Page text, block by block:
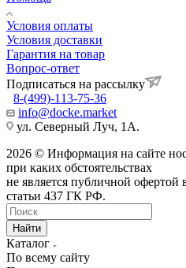
Условия оплаты
Условия доставки
Гарантия на товар
Вопрос-ответ
Подписаться на рассылку
8-(499)-113-75-36
info@docke.market
ул. Северный Луч, 1А.
2026 © Информация на сайте
при каких обстоятельствах
не является публичной офертой
статьи 437 ГК РФ.
Найти
Каталог
По всему сайту